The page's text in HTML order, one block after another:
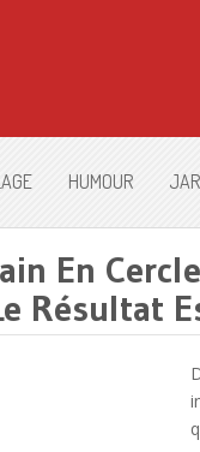
HUMOUR
En
Résultat